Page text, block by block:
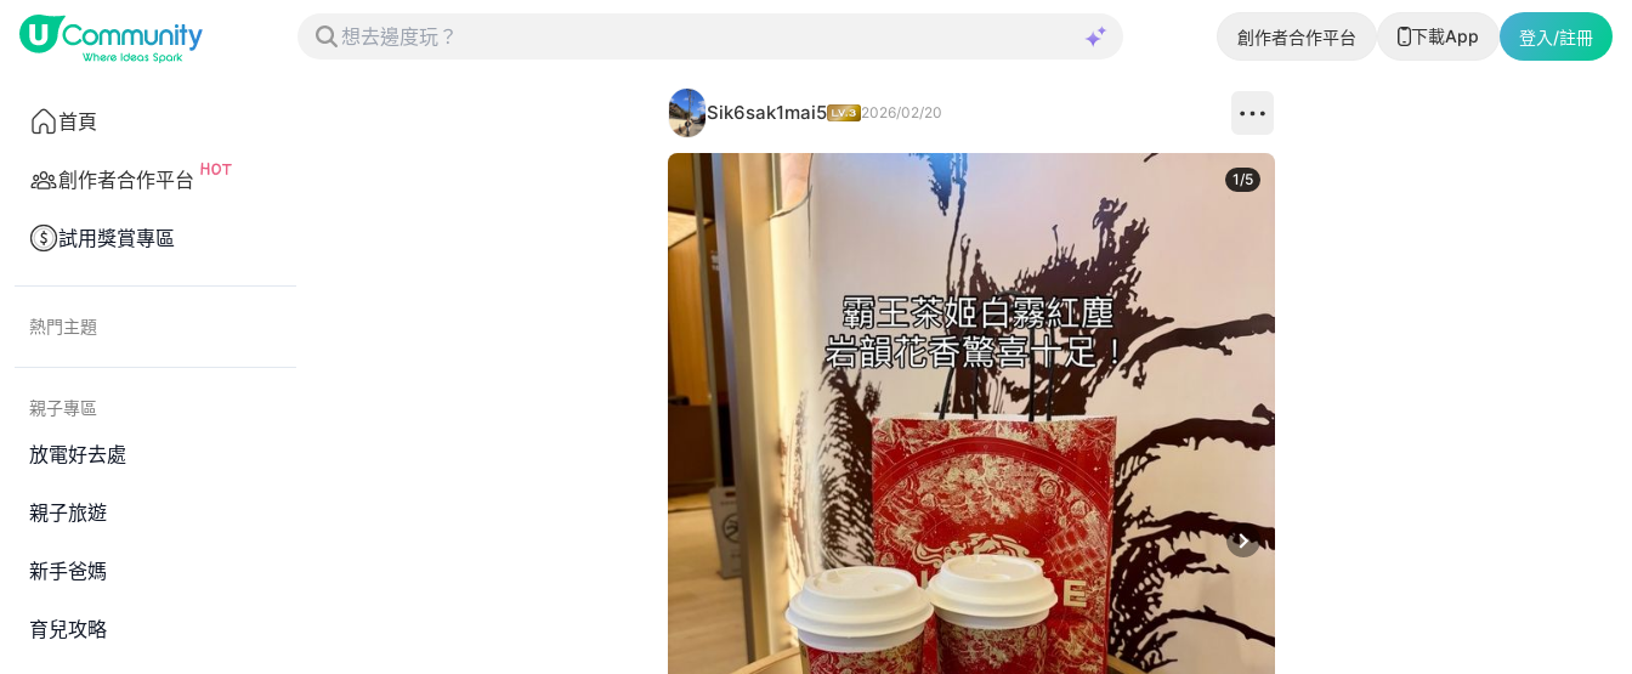
創作者合作平台 下載App 登入/註冊
首頁
創作者合作平台
試用獎賞專區
熱門主題
親子專區
放電好去處
親子旅遊
新手爸媽
育兒攻略
Sik6sak1mai5 2026/02/20
Next slide
1/5